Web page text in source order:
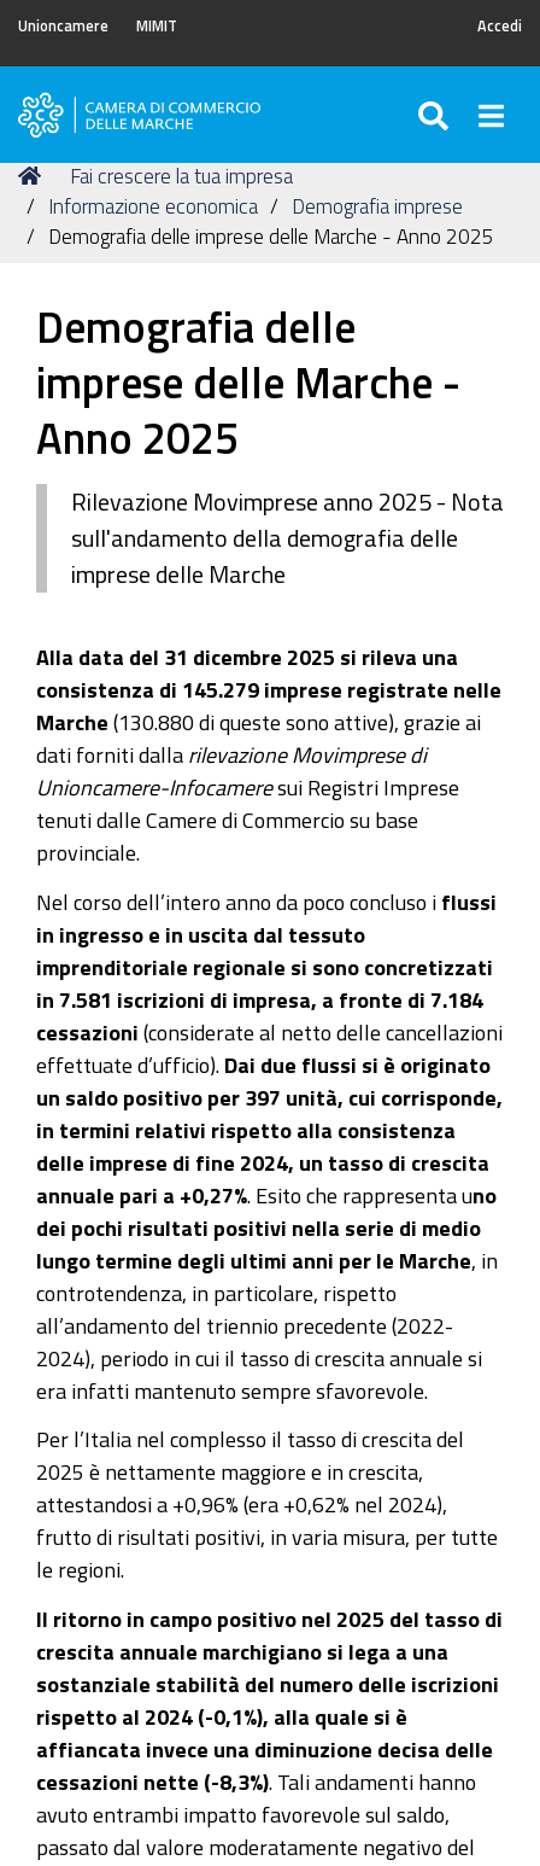
Unioncamere MIMIT Accedi
Camera
Commercio
delle
Marche
Tu
sei
qui:
Home
Fai crescere la tua impresa
Informazione economica
Demografia imprese
Demografia delle imprese delle Marche - Anno 2025
Demografia delle
imprese delle Marche -
Anno 2025
Rilevazione Movimprese anno 2025 - Nota
sull'andamento della demografia delle
imprese delle Marche
Alla data del 31 dicembre 2025 si rileva una
consistenza di 145.279 imprese registrate nelle
Marche (130.880 di queste sono attive), grazie ai
dati forniti dalla rilevazione Movimprese di
Unioncamere-Infocameresui Registri Imprese
tenuti dalle Camere di Commercio su base
provinciale.
Nel corso dell’intero anno da poco concluso i flussi
in ingresso e in uscita dal tessuto
imprenditoriale regionale si sono concretizzati
in 7.581 iscrizioni di impresa, a fronte di 7.184
cessazioni (considerate al netto delle cancellazioni
effettuate d’ufficio). Dai due flussi si è originato
un saldo positivo per 397 unità, cui corrisponde,
in termini relativi rispetto alla consistenza
delle imprese di fine 2024, un tasso di crescita
annuale pari a +0,27% . Esito che rappresenta uno
dei pochi risultati positivi nella serie di medio
lungo termine degli ultimi anni per le Marche , in
controtendenza, in particolare, rispetto
all’andamento del triennio precedente (2022-
2024), periodo in cui il tasso di crescita annuale si
era infatti mantenuto sempre sfavorevole.
Per l’Italia nel complesso il tasso di crescita del
2025 è nettamente maggiore e in crescita,
attestandosi a +0,96% (era +0,62% nel 2024),
frutto di risultati positivi, in varia misura, per tutte
le regioni.
Il ritorno in campo positivo nel 2025 del tasso di
crescita annuale marchigiano si lega a una
sostanziale stabilità del numero delle iscrizioni
rispetto al 2024 (-0,1%), alla quale si è
affiancata invece una diminuzione decisa delle
cessazioni nette (-8,3%) . Tali andamenti hanno
avuto entrambi impatto favorevole sul saldo,
passato dal valore moderatamente negativo del